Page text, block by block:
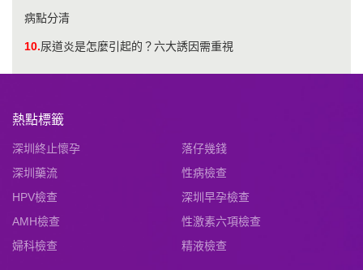
病點分清
10.尿道炎是怎麼引起的？六大誘因需重視
熱點標籤
深圳終止懷孕
落仔幾錢
深圳藥流
性病檢查
HPV檢查
深圳早孕檢查
AMH檢查
性激素六項檢查
婦科檢查
精液檢查